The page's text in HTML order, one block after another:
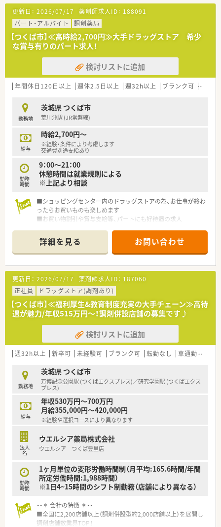
【募集背景と求める人物像について】
■今回は欠員補充による急募案件であり、周囲と円滑なコミュニ
ケーションを図りながら自発的に動ける方を募集しています。
■病院での勤務経験がある方や、変化の激しい業界動向に対して
柔軟に対応し、店舗をより良くしたいという熱意ある方を歓迎し
ます。
■患者様の健康を第一に考え、在宅医療の提案やかかりつけ薬剤
師としての役割を能動的に果たせる方を強く求めています。
【勤務実態について】
採用しており、週休2日または週2.5日の休みが確保されていま
す。
■第1・第3・第5日曜日と祝日が固定休となっているため、プライ
ベートの予定も立てやすくワークライフバランスが良好です。
■近隣エリアに店舗が集中しているドミナント展開の強みを活
かし、急な欠員時にも互いに助け合えるヘルプ体制が整っていま
更新日： 2026/07/17 薬剤師求人ID： 188091
パート・アルバイト
調剤薬局
【つくば市】≪高時給2,700円≫大手ドラッグストア 希少
な賞与有りのパート求人！
検討リストに追加
年間休日120日以上 週休2.5日以上 週32h以上 ブランク可 Ｗワ
勤務地
茨城県 つくば市
荒川沖駅 (JR常磐線)
給与
時給2,700円～
※経験・条件により考慮します
交通費別途支給あり
勤務
時間
9：00～21：00
休憩時間は就業規則による
※上記より相談
■ショッピングセンター内のドラッグストアの為、お仕事が終わ
ったらお買いものも楽しめます
■お買い物割引や賞与支給等、パートにも好待遇の求人
です
詳細を見る お問い合わせ
更新日： 2026/07/17 薬剤師求人ID： 187060
正社員
ドラッグストア(調剤あり)
【つくば市】≪福利厚生&教育制度充実の大手チェーン≫高待
遇が魅力/年収515万円～！調剤併設店舗の募集です♪
検討リストに追加
週32h以上 新卒可 未経験可 ブランク可 転勤なし 車通勤可
勤務地
茨城県 つくば市
万博記念公園駅 (つくばエクスプレス)／研究学園駅 (つくばエクス
プレス)
給与
年収530万円～700万円
月給355,000円～420,000円
※経験や選択コースにより異なります
法人
名
ウエルシア薬局株式会社
ウエルシア つくば豊里店
勤務
時間
1ヶ月単位の変形労働時間制（月平均:165.6時間/年間
所定労働時間:1,988時間）
※1日4~15時間のシフト制勤務（店舗により異なる）
・・＊ 会社の特徴 ＊・・
■全国に2,200店舗以上（調剤併設型約2,000店舗以上）を展開し
調剤店舗数業界TOP！